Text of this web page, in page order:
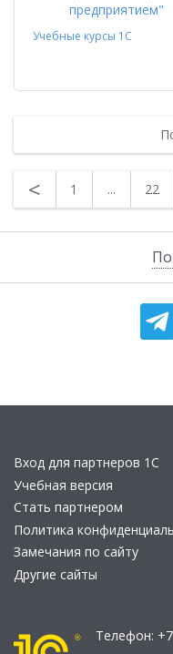
предприятием"
Учебные курсы 1С
< 1 ... 22
Вход для партнеров 1С
Учебная версия
Стать партнером
Политика
Замечания по сайту
Другие сайты
Телефон: